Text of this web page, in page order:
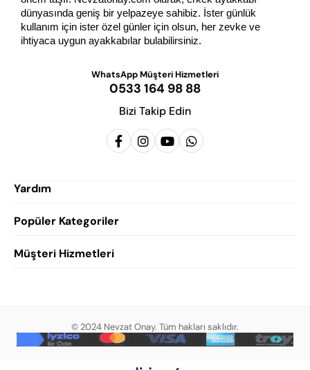
dünyasında geniş bir yelpazeye sahibiz. İster günlük
kullanım için ister özel günler için olsun, her zevke ve
ihtiyaca uygun ayakkabılar bulabilirsiniz.
WhatsApp Müşteri Hizmetleri
0533 164 98 88
Bizi Takip Edin
Yardım
Hakkımızda
Popüler Kategoriler
Erkek Klasik Ayakkabı
Erkek Günlük Ayakkabı
Erkek Sandalet
Erkek Loafer Ayakkabı
Müşteri Hizmetleri
Mesafeli Satış Sözleşmesi
© 2024 Nevzat Onay. Tüm hakları saklıdır.